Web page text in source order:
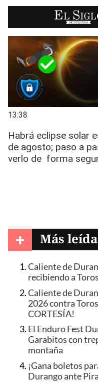
EL
+ Más
Caliente de
recibiendo a
Caliente de
2026 contra
CORTESÍA!
El Enduro Fest
Garabitos con
montaña
¡Gana boletos
Durango ante